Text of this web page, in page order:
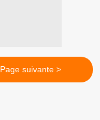
Page suivante >